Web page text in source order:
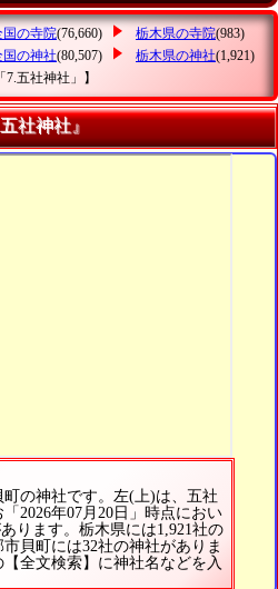
国の寺院(76,660) 栃木県の寺院(983)
国の神社(80,507) 栃木県の神社(1,921)
「7.五社神社」 】
社神社』
の神社です。左(上)は、五社
2026年07月20日」時点におい
ります。栃木県には1,921社の
貝町には32社の神社がありま
全文検索】に神社名などを入